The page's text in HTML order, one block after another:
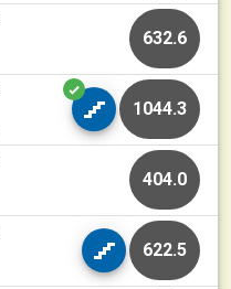
632.6
1044.3
404.0
622.5